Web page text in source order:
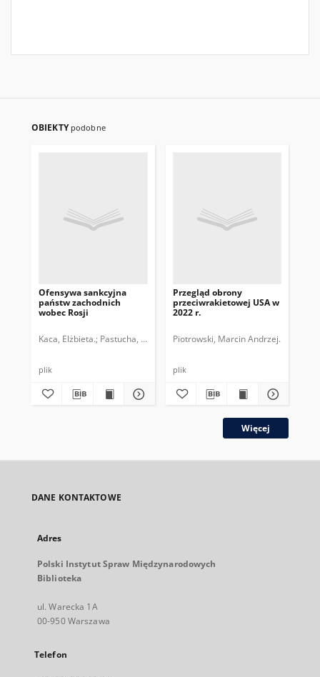
OBIEKTY podobne
Ofensywa sankcyjna
państw zachodnich
wobec Rosji
Kaca, Elżbieta. Pastucha, Tymon.
plik
Przegląd obrony
przeciwrakietowej USA w
2022 r.
Piotrowski, Marcin Andrzej.
plik
Więcej
DANE KONTAKTOWE
Adres
Polski Instytut Spraw Międzynarodowych
Biblioteka
ul. Warecka 1A
00-950 Warszawa
Telefon